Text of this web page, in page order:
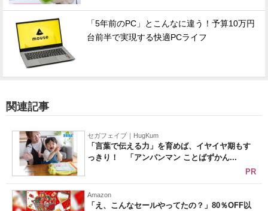
「5年前のPC」とこんなに違う！予算10万円
台前半で実現する快適PCライフ
関連記事
セガフェイブ｜HugKum
「言葉で伝える力」を育めば、イヤイヤ期もす
っきり！ 「アンパンマン ことばずかん...
PR
Amazon
「え、こんなセールやってたの？」80％OFF以